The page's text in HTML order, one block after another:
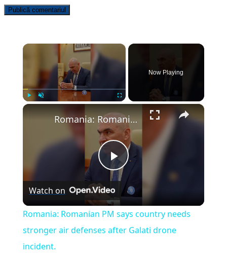
×
Now Playing
×
Play
Video
Romania: Romanian PM says country needs stronger air defenses after Galati drone incident.
Watch on
Romania: Romanian PM says country needs
stronger air defenses after Galati drone
incident.